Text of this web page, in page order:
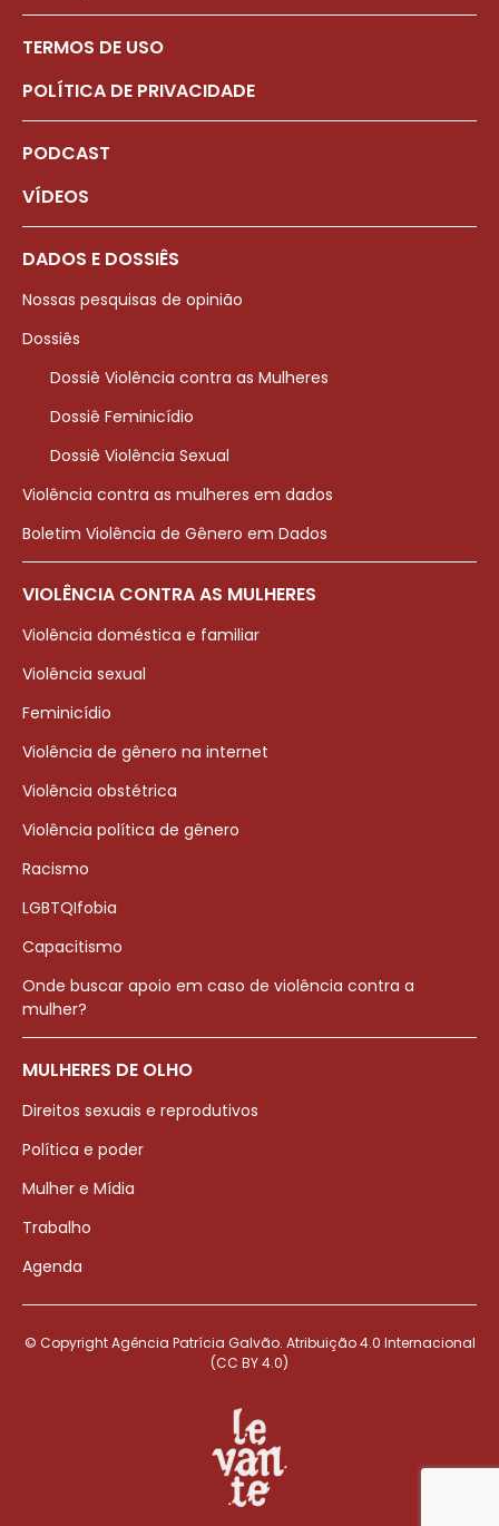
TERMOS DE USO
POLÍTICA DE PRIVACIDADE
PODCAST
VÍDEOS
DADOS E DOSSIÊS
Nossas pesquisas de opinião
Dossiês
Dossiê Violência contra as Mulheres
Dossiê Feminicídio
Dossiê Violência Sexual
Violência contra as mulheres em dados
Boletim Violência de Gênero em Dados
VIOLÊNCIA CONTRA AS MULHERES
Violência doméstica e familiar
Violência sexual
Feminicídio
Violência de gênero na internet
Violência obstétrica
Violência política de gênero
Racismo
LGBTQIfobia
Capacitismo
Onde buscar apoio em caso de violência contra a
mulher?
MULHERES DE OLHO
Direitos sexuais e reprodutivos
Política e poder
Mulher e Mídia
Trabalho
Agenda
© Copyright Agência Patrícia Galvão. Atribuição 4.0 Internacional
(CC BY 4.0)